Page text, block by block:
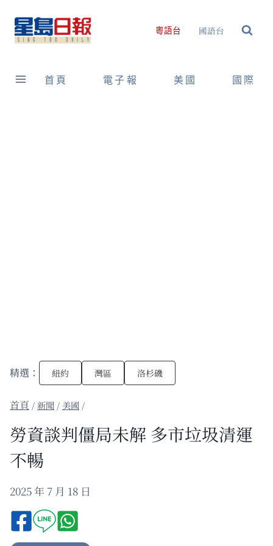
content
粵語台 國語台
首頁 電子報 美國 國際
精選： 紐約 灣區 洛杉磯
/新聞 / 美國 /
勞資談判僵局未解 多市垃圾清運
不暢
2025 年 7 月 18 日